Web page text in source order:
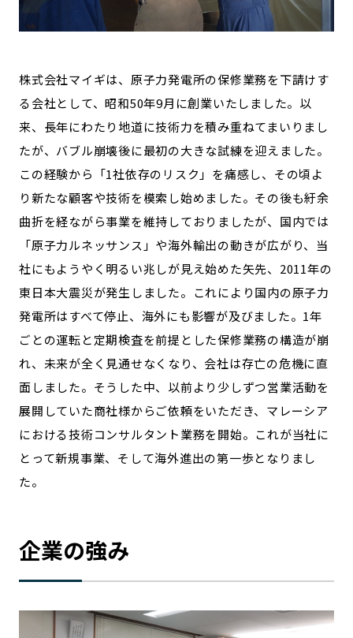
株式会社マイギは、原子力発電所の保修業務を下請けす
る会社として、昭和50年9月に創業いたしました。以
来、長年にわたり地道に技術力を積み重ねてまいりまし
たが、バブル崩壊後に最初の大きな試練を迎えました。
この経験から「1社依存のリスク」を痛感し、その頃よ
り新たな顧客や技術を模索し始めました。その後も紆余
曲折を経ながら事業を維持しておりましたが、国内では
「原子力ルネッサンス」や海外輸出の動きが広がり、当
社にもようやく明るい兆しが見え始めた矢先、2011年の
東日本大震災が発生しました。これにより国内の原子力
発電所はすべて停止、海外にも影響が及びました。1年
ごとの運転と定期検査を前提とした保修業務の構造が崩
れ、未来が全く見通せなくなり、会社は存亡の危機に直
面しました。そうした中、以前より少しずつ営業活動を
展開していた商社様からご依頼をいただき、マレーシア
における技術コンサルタント業務を開始。これが当社に
とって新規事業、そして海外進出の第一歩となりまし
た。
企業の強み